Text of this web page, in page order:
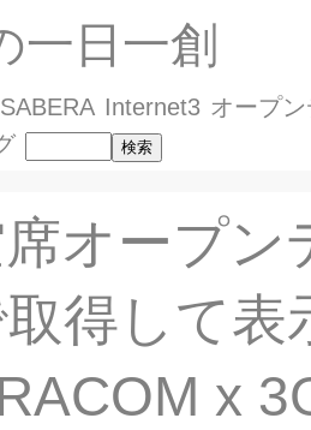
一日一創
SABERA Internet3 オープ
オープン
得して表
x